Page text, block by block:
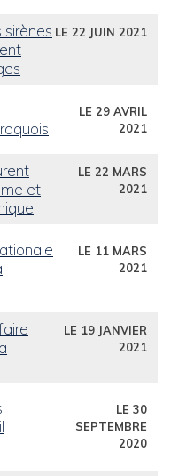
sirènes LE 22 JUIN 2021
LE 29 AVRIL
2021
et
LE 22 MARS
2021
LE 11 MARS
2021
LE 19 JANVIER
2021
LE 30
SEPTEMBRE
2020